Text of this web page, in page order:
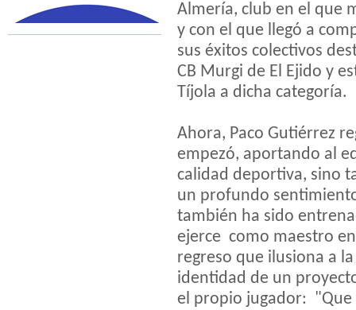
Almería, club en el que
y con el que llegó a
sus éxitos colectivos
CB Murgi de El Ejido y
Tíjola a dicha categoría.
Ahora, Paco Gutiérrez
empezó, aportando al
calidad deportiva, sino
un profundo
también ha sido
ejerce como maestro
regreso que ilusiona a
identidad de un
el propio jugador: "Que